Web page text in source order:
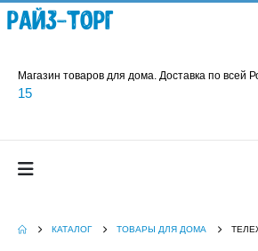
Райз-Торг
Магазин товаров для дома. Доставка по всей
15
КАТАЛОГ ТОВАРЫ ДЛЯ ДОМА